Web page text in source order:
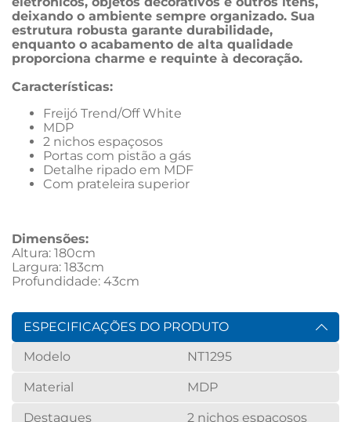
deixando o ambiente sempre organizado. Sua
estrutura robusta garante durabilidade,
enquanto o acabamento de alta qualidade
proporciona charme e requinte à decoração.
Características:
Freijó Trend/Off White
MDP
2 nichos espaçosos
Portas com pistão a gás
Detalhe ripado em MDF
Com prateleira superior
Dimensões:
Altura: 180cm
Largura: 183cm
Profundidade: 43cm
ESPECIFICAÇÕES DO PRODUTO
Modelo
NT1295
Material MDP
Destaques 2 nichos espaçosos